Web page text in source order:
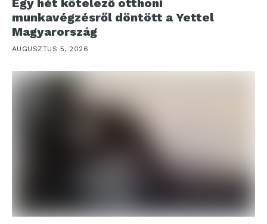
Egy hét kötelező otthoni
munkavégzésről döntött a Yettel
Magyarország
AUGUSZTUS 5, 2026